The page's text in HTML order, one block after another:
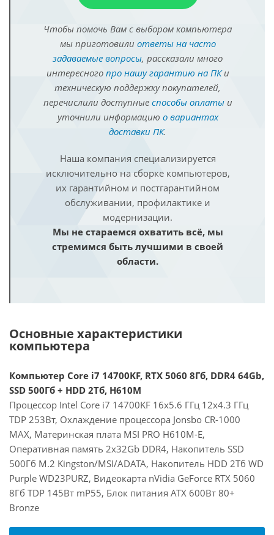
Чтобы помочь Вам с выбором компьютера
мы приготовили ответы на часто
задаваемые вопросы, рассказали много
интересного про нашу гарантию на ПКи
техническую поддержку покупателей,
перечислили доступные способы оплатыи
уточнили информацию о вариантах
доставки ПК.
Наша компания специализируется
исключительно на сборке компьютеров,
их гарантийном и постгарантийном
обслуживании, профилактике и
модернизации.
Мы не стараемся охватить всё, мы
стремимся быть лучшими в своей
области.
Основные характеристики
компьютера
Компьютер Core i7 14700KF, RTX 5060 8Гб, DDR4 64Gb,
SSD 500Гб + HDD 2Тб, H610M
Процессор Intel Core i7 14700KF 16x5.6 ГГц 12x4.3 ГГц
TDP 253Вт, Охлаждение процессора Jonsbo CR-1000
MAX, Материнская плата MSI PRO H610M-E,
Оперативная память 2x32Gb DDR4, Накопитель SSD
500Гб M.2 Kingston/MSI/ADATA, Накопитель HDD 2Тб WD
Purple WD23PURZ, Видеокарта nVidia GeForce RTX 5060
8Гб TDP 145Вт mP55, Блок питания ATX 600Вт 80+
Bronze